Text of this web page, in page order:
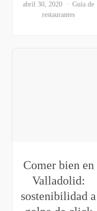
abril 30, 2020
Guía de
restaurantes
Comer bien en
Valladolid:
sostenibilidad a